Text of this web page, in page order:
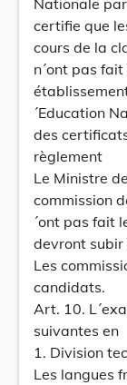
Nationale
certifie que
cours de la
n´ont pas
´Education
des
règlement
Le Ministre
commission
´ont pas fait
devront subir
Les
candidats.
Art. 10.
suivantes en
1. Division
Les langues